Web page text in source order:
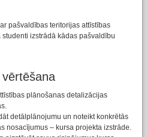
pašvaldības teritorijas attīstības
izstrādā kādas pašvaldību
plānošanas detalizācijas
detālplānojumu un noteikt konkrētās
nosacījumus – kursa projekta izstrāde.